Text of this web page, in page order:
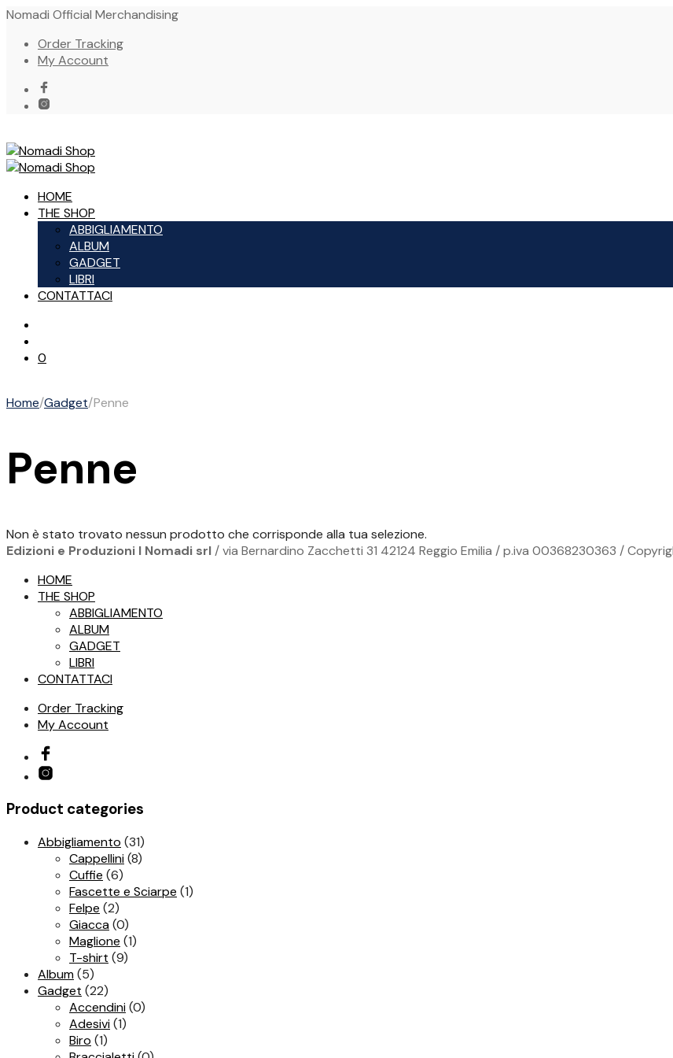
Nomadi Official Merchandising
Order Tracking
My Account
HOME
THE SHOP
ABBIGLIAMENTO
ALBUM
GADGET
LIBRI
CONTATTACI
0
Home/Gadget/Penne
Penne
Non è stato trovato nessun prodotto che corrisponde alla tua selezione.
Edizioni e Produzioni I Nomadi srl / via Bernardino Zacchetti 31 42124 Reggio Emilia / p.iva 00368230363 /
HOME
THE SHOP
ABBIGLIAMENTO
ALBUM
GADGET
LIBRI
CONTATTACI
Order Tracking
My Account
Product categories
Abbigliamento (31)
Cappellini(8)
Cuffie (6)
Fascette e Sciarpe (1)
Felpe (2)
Giacca(0)
Maglione (1)
T-shirt (9)
Album(5)
Gadget (22)
Accendini(0)
Adesivi(1)
Biro (1)